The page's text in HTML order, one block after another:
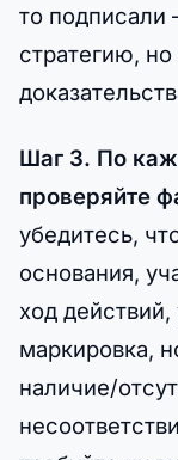
то подписали
стратегию,
Шаг 3. По
проверяйте
убедитесь,
основания,
ход
маркировка,
наличие/